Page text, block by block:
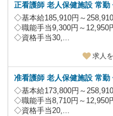
正看護師 老人保健施設常勤
◇基本給185,910円～
◇職能手当9,300円～12,950
◇資格手当30,...
求人
准看護師 老人保健施設常勤
◇基本給173,800円～
◇職能手当8,710円～12,950
◇資格手当20,...